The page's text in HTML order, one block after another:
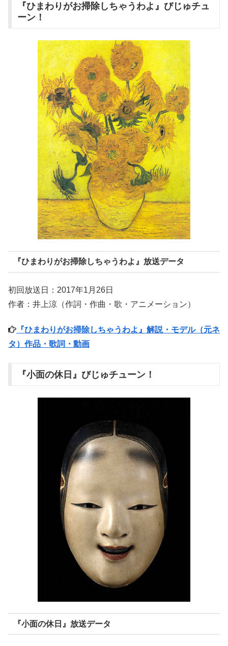
『ひまわりがお掃除しちゃうわよ』びじゅチュ
ーン！
『ひまわりがお掃除しちゃうわよ』放送データ
初回放送日：2017年1月26日
作者：井上涼（作詞・作曲・歌・アニメーション）
『ひまわりがお掃除しちゃうわよ』解説・モデル（元ネ
タ）作品・歌詞・動画
『小面の休日』びじゅチューン！
『小面の休日』放送データ